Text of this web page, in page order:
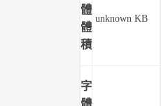
體
體
積
unknown KB
字